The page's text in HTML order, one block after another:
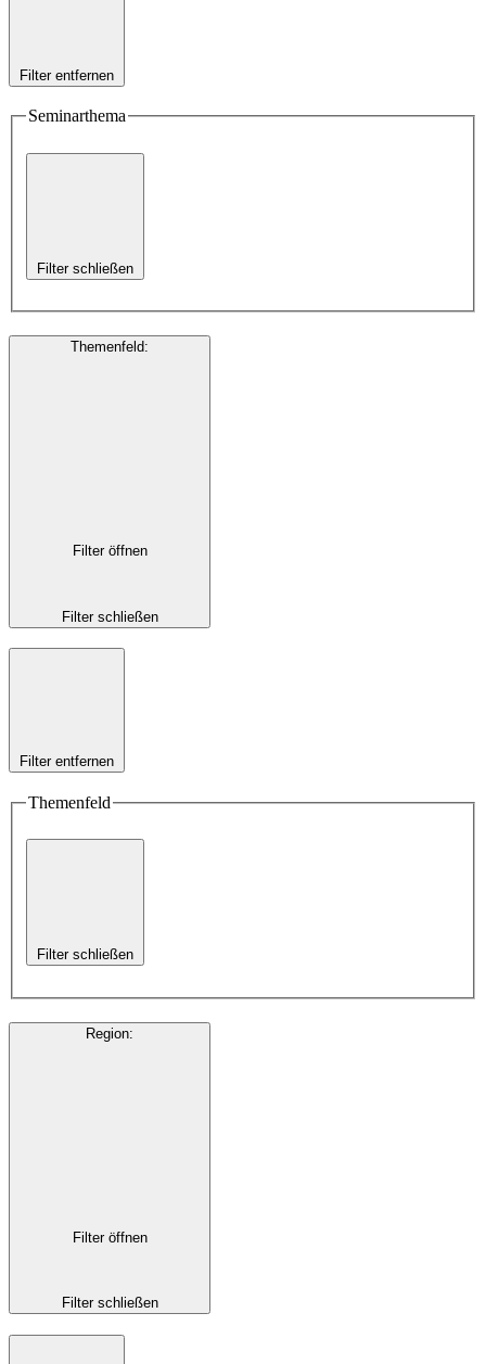
Filter entfernen
Seminarthema
Filter schließen
Themenfeld:
Filter öffnen
Filter schließen
Filter entfernen
Themenfeld
Filter schließen
Region:
Filter öffnen
Filter schließen